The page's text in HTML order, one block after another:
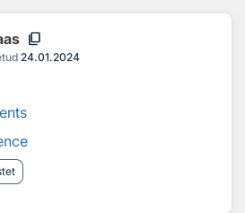
content_copy
24.01.2024